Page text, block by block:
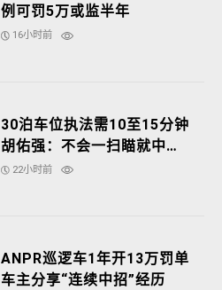
例可罚5万或监半年
16小时前
30泊车位执法需10至15分钟
胡佑强：不会一扫瞄就中罚
单22小时前
ANPR巡逻车1年开13万罚单
车主分享“连续中招”经历